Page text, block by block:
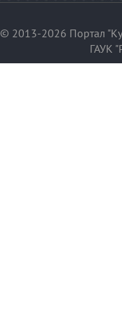
© 2013-2026 Портал
ГАУК